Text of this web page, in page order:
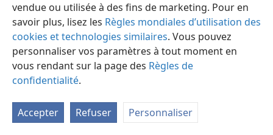
vendue ou utilisée à des fins de marketing. Pour en
savoir plus, lisez les Règles mondiales d’utilisation des
cookies et technologies similaires. Vous pouvez
personnaliser vos paramètres à tout moment en
vous rendant sur la page des Règles de
confidentialité.
Accepter Refuser Personnaliser